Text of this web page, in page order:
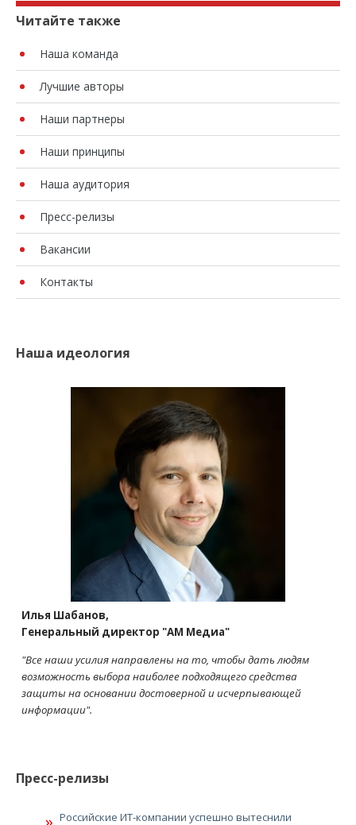
Читайте также
Наша команда
Лучшие авторы
Наши партнеры
Наши принципы
Наша аудитория
Пресс-релизы
Вакансии
Контакты
Наша идеология
Илья Шабанов,
Генеральный директор "АМ Медиа"
"Все наши усилия направлены на то, чтобы дать людям
возможность выбора наиболее подходящего средства
защиты на основании достоверной и исчерпывающей
информации".
Пресс-релизы
Российские ИТ-компании успешно вытеснили